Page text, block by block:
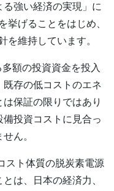
強い経済の実現」に
挙げることをはじめ、
を維持しています。
額の投資資金を投入
既存の低コストのエネ
保証の限りではあり
投資コストに見合っ
ん。
スト体質の脱炭素電源
は、日本の経済力、